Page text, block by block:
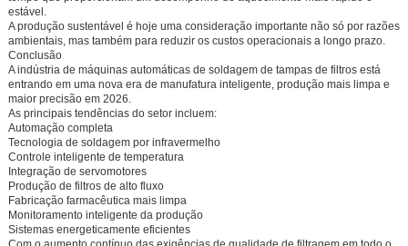
estável.
A produção sustentável é hoje uma consideração importante não só por razões
ambientais, mas também para reduzir os custos operacionais a longo prazo.
Conclusão
A indústria de máquinas automáticas de soldagem de tampas de filtros está
entrando em uma nova era de manufatura inteligente, produção mais limpa e
maior precisão em 2026.
As principais tendências do setor incluem:
Automação completa
Tecnologia de soldagem por infravermelho
Controle inteligente de temperatura
Integração de servomotores
Produção de filtros de alto fluxo
Fabricação farmacêutica mais limpa
Monitoramento inteligente da produção
Sistemas energeticamente eficientes